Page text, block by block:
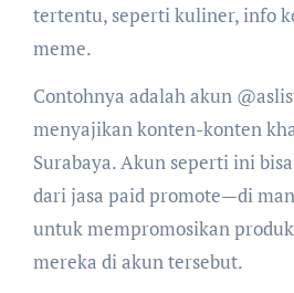
tertentu, seperti kuliner, info
meme.
Contohnya adalah akun
menyajikan konten-konten
Surabaya. Akun seperti ini
dari jasa paid promote—di
untuk mempromosikan
mereka di akun tersebut.